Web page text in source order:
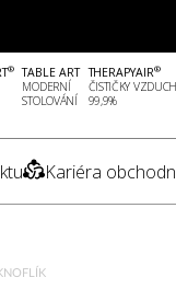
®
TABLE ART
MODERNÍ
STOLOVÁNÍ
THERAPYAIR®
ČISTIČKY
99,9%
Kariéra